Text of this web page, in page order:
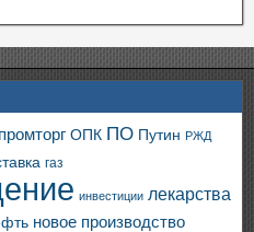
ОПК ПО Путин РЖД
газ
инвестиции лекарства
новое производство